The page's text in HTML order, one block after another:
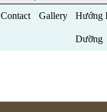
Contact Gallery Hướng
Dưỡng